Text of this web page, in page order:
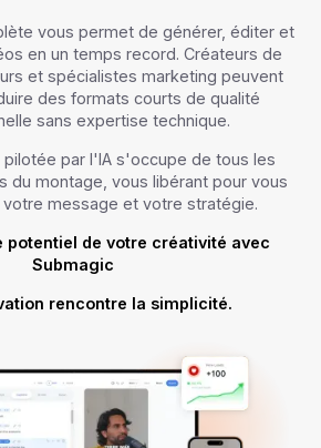
vous permet de générer, éditer et
en un temps record. Créateurs de
et spécialistes marketing peuvent
des formats courts de qualité
sans expertise technique.
par l'IA s'occupe de tous les
du montage, vous libérant pour vous
message et votre stratégie.
potentiel de votre créativité avec
Submagic
rencontre la simplicité.